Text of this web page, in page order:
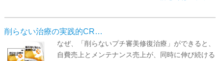
削らない治療の実践的CR…
なぜ、「削らないプチ審美修復治療」ができると、
自費売上とメンテナンス売上が、同時に伸び続ける